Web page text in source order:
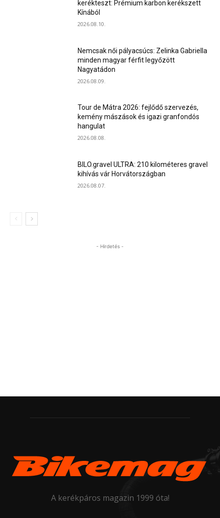
kerékteszt: Prémium karbon kerékszett
Kínából
2026.08.10.
Nemcsak női pályacsúcs: Zelinka Gabriella
minden magyar férfit legyőzött
Nagyatádon
2026.08.09.
Tour de Mátra 2026: fejlődő szervezés,
kemény mászások és igazi granfondós
hangulat
2026.08.08.
BILO.gravel ULTRA: 210 kilométeres gravel
kihívás vár Horvátországban
2026.08.07.
- Hirdetés -
A kerékpáros magazin 1999 óta!